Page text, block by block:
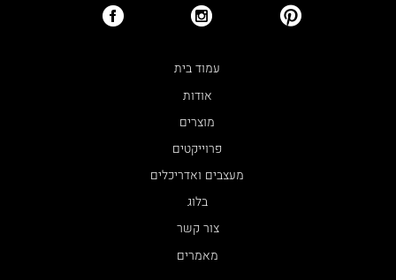
עמוד בית
אודות
מוצרים
פרוייקטים
מעצבים ואדריכלים
בלוג
צור קשר
מאמרים